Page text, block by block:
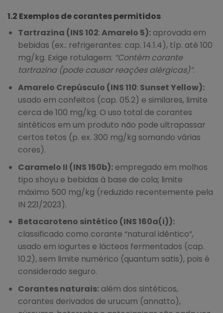
1.2 Exemplos de corantes permitidos
Tartrazina (INS 102:Amarelo 5):aprovada em
bebidas (ex.: refrigerantes: cap. 14.1.4), típ. até 100
mg/kg. Exige rotulagem: “Contém corante
tartrazina (pode causar reações alérgicas)”.
Amarelo Crepúsculo (INS 110: Sunset Yellow):
usado em confeitos (cap. 05.2) e similares, limite
cerca de 100 mg/kg. O uso total de corantes
sintéticos em um produto não pode ultrapassar
certos tetos (p. ex. 300 mg/kg somando várias
cores).
Caramelo II (INS 150b):empregado em molhos
tipo shoyu e bebidas à base de cola; limite
máximo 500 mg/kg (reduzido recentemente pela
IN 221/2023).
Betacaroteno sintético (INS 160a(i)):
classificado como corante “natural idêntico”,
usado em iogurtes e lácteos fermentados (cap.
10.2), sem limite numérico (quantum satis), pois é
considerado seguro.
Corantes naturais:além dos sintéticos,
corantes derivados de urucum (annatto),